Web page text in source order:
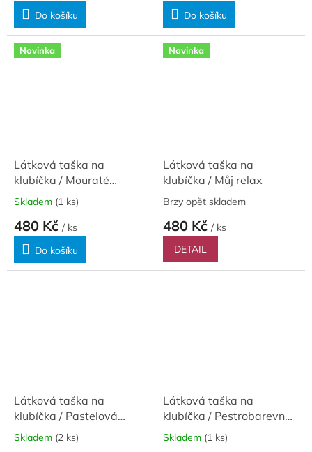
Do košíku
Do košíku
Novinka
Látková taška na
klubíčka / Mouraté
koťátko
Skladem (1 ks)
480 Kč / ks
Do košíku
Novinka
Látková taška na
klubíčka / Můj relax
Brzy opět skladem
480 Kč / ks
DETAIL
Látková taška na
klubíčka / Pastelová
klubíčka
Skladem (2 ks)
Látková taška na
klubíčka / Pestrobarevná
klubíčka
Skladem (1 ks)